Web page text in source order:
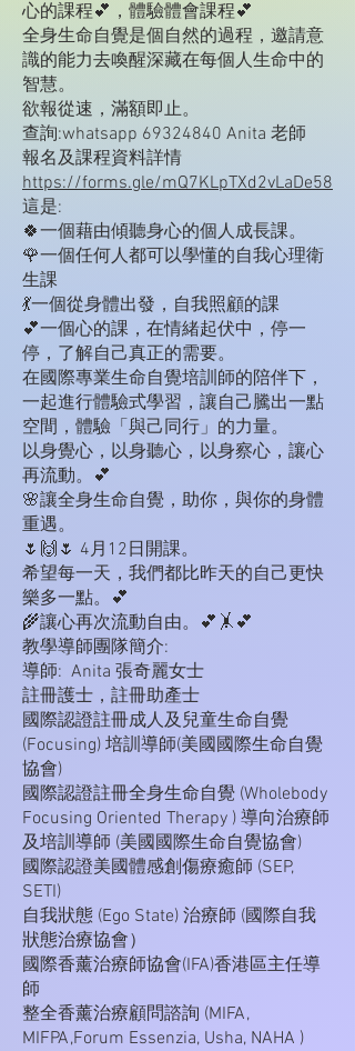
心的課程💕，體驗體會課程💕
全身生命自覺是個自然的過程，邀請意
識的能力去喚醒深藏在每個人生命中的
智慧。
欲報從速，滿額即止。
查詢:whatsapp 69324840 Anita 老師
報名及課程資料詳情
https://forms.gle/mQ7KLpTXd2vLaDe58
這是:
🍀一個藉由傾聽身心的個人成長課。
🌹一個任何人都可以學懂的自我心理衛
生課
💃一個從身體出發，自我照顧的課
💕一個心的課，在情緒起伏中，停一
停，了解自己真正的需要。
在國際專業生命自覺培訓師的陪伴下，
一起進行體驗式學習，讓自己騰出一點
空間，體驗「與己同行」的力量。
以身覺心，以身聽心，以身察心，讓心
再流動。💕
🌸讓全身生命自覺，助你，與你的身體
重遇。
🌷🙌🌷 4月12日開課。
希望每一天，我們都比昨天的自己更快
樂多一點。💕
🌾讓心再次流動自由。💕🤸💕
教學導師團隊簡介:
導師: Anita 張奇麗女士
註冊護士，註冊助產士
國際認證註冊成人及兒童生命自覺
(Focusing) 培訓導師(美國國際生命自覺
協會)
國際認證註冊全身生命自覺 (Wholebody
Focusing Oriented Therapy ) 導向治療師
及培訓導師 (美國國際生命自覺協會)
國際認證美國體感創傷療癒師 (SEP,
SETI)
自我狀態 (Ego State) 治療師 (國際自我
狀態治療協會）
國際香薰治療師協會(IFA)香港區主任導
師
整全香薰治療顧問諮詢 (MIFA,
MIFPA,Forum Essenzia, Usha, NAHA )